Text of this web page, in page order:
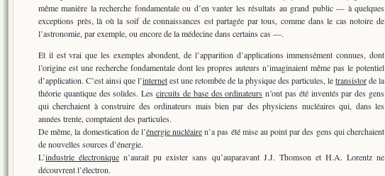
même manière la recherche fondamentale ou d’en vanter les résultats au grand public — à quelques
exceptions près, là où la soif de connaissances est partagée par tous, comme dans le cas notoire de
l’astronomie, par exemple, ou encore de la médecine dans certains cas —.
Et il est vrai que les exemples abondent, de l’apparition d’applications immensément connues, dont
l’origine est une recherche fondamentale dont les propres auteurs n’imaginaient même pas le potentiel
d’application. C’est ainsi que l’internetest une retombée de la physique des particules, letransistorde la
théorie quantique des solides. Lescircuits de base des ordinateurs n’ont pas été inventés par des gens
qui cherchaient à construire des ordinateurs mais bien par des physiciens nucléaires qui, dans les
années trente, comptaient des particules.
De même, la domestication de l’énergie nucléairen’a pas été mise au point par des gens qui cherchaient
de nouvelles sources d’énergie.
L’industrie électronique n’aurait pu exister sans qu’auparavant J.J. Thomson et H.A. Lorentz ne
découvrent l’électron.